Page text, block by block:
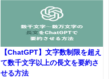
【ChatGPT】文字数制限を超え
て数千文字以上の長文を要約さ
せる方法